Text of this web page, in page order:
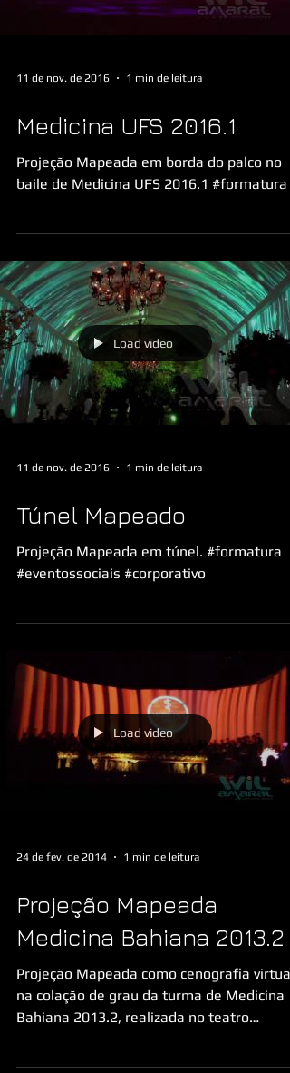
11 de nov. de 2016 1 min de leitura
Medicina UFS 2016.1
Projeção Mapeada em borda do palco no
baile de Medicina UFS 2016.1 #formatura
Load video
11 de nov. de 2016 1 min de leitura
Túnel Mapeado
Projeção Mapeada em túnel. #formatura
#eventossociais #corporativo
Load video
24 de fev. de 2014 1 min de leitura
Projeção Mapeada
Medicina Bahiana 2013.2
Projeção Mapeada como cenografia virtual
na colação de grau da turma de Medicina
Bahiana 2013.2, realizada no teatro